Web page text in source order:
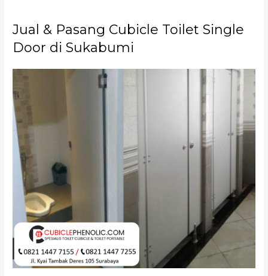
Jual & Pasang Cubicle Toilet Single
Door di Sukabumi